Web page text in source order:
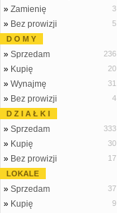
» Zamienię 3
» Bez prowizji
5
D O M Y
» Sprzedam 236
» Kupię 20
» Wynajmę 31
» Bez prowizji
4
D Z I A Ł K I
» Sprzedam 333
» Kupię 30
» Bez prowizji
17
LOKALE
» Sprzedam 37
» Kupię 9